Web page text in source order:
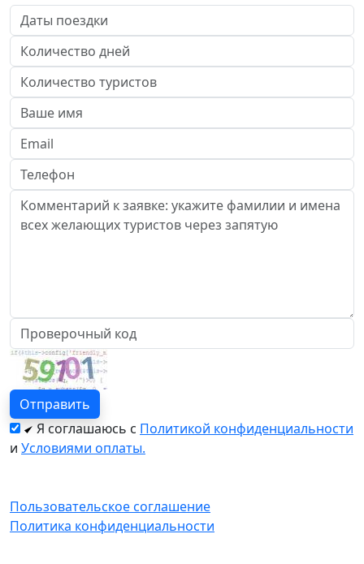
Я соглашаюсь с Политикой конфиденциальности
и Условиями оплаты.
Пользовательское соглашение
Политика конфиденциальности